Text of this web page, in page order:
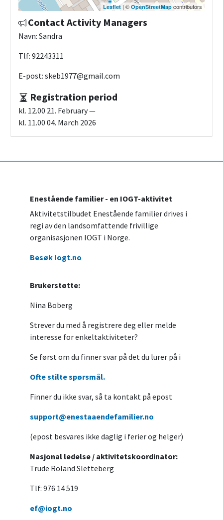
Leaflet| © OpenStreetMap contributors
Contact Activity Managers
Navn: Sandra
Tlf: 92243311
E-post: skeb1977@gmail.com
Registration period
kl. 12.00 21. February —
kl. 11.00 04. March 2026
Enestående familier - en IOGT-aktivitet
Aktivitetstilbudet Enestående familier drives i
regi av den landsomfattende frivillige
organisasjonen IOGT i Norge.
Besøk Iogt.no
Brukerstøtte:
Nina Boberg
Strever du med å registrere deg eller melde
interesse for enkeltaktiviteter?
Se først om du finner svar på det du lurer på i
Ofte stilte spørsmål.
Finner du ikke svar, så ta kontakt på epost
support@enestaaendefamilier.no
(epost besvares ikke daglig i ferier og helger)
Nasjonal ledelse / aktivitetskoordinator:
Trude Roland Sletteberg
Tlf: 976 14 519
ef@iogt.no